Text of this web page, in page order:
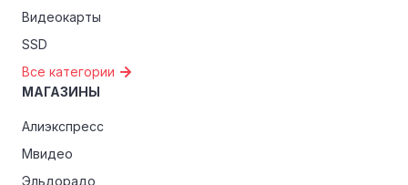
Видеокарты
SSD
Все категории
МАГАЗИНЫ
Алиэкспресс
Мвидео
Эльдорадо